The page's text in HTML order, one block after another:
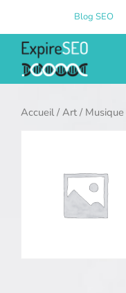
contenu
Blog SEO
Accueil/Art / Musique